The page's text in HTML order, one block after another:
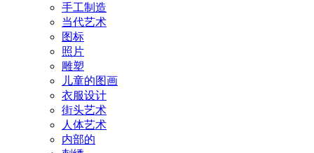
手工制造
当代艺术
图标
照片
雕塑
儿童的图画
衣服设计
街头艺术
人体艺术
内部的